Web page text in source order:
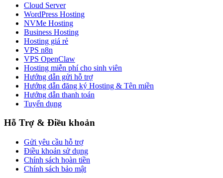
Cloud Server
WordPress Hosting
NVMe Hosting
Business Hosting
Hosting giá rẻ
VPS n8n
VPS OpenClaw
Hosting miễn phí cho sinh viên
Hướng dẫn gửi hỗ trợ
Hướng dẫn đăng ký Hosting & Tên miền
Hướng dẫn thanh toán
Tuyển dụng
Hỗ Trợ & Điều khoản
Gửi yêu cầu hỗ trợ
Điều khoản sử dụng
Chính sách hoàn tiền
Chính sách bảo mật